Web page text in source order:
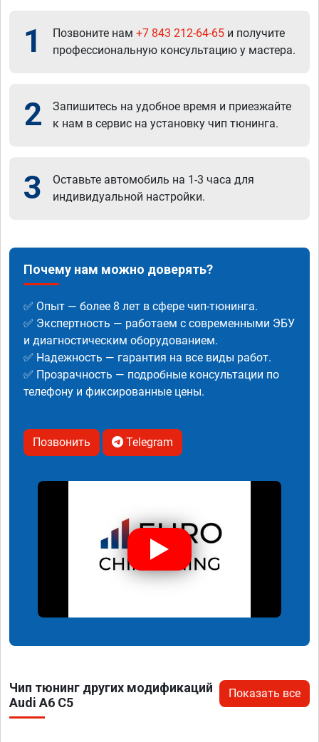
1 Позвоните нам +7 843 212-64-65 и получите
профессиональную консультацию у мастера.
2
Запишитесь на удобное время и приезжайте
к нам в сервис на установку чип тюнинга.
3
Оставьте автомобиль на 1-3 часа для
индивидуальной настройки.
Почему нам можно доверять?
✅ Опыт — более 8 лет в сфере чип-тюнинга.
✅ Экспертность — работаем с современными ЭБУ
и диагностическим оборудованием.
✅ Надежность — гарантия на все виды работ.
✅ Прозрачность — подробные консультации по
телефону и фиксированные цены.
Позвонить Telegram
Чип тюнинг других модификаций
Audi A6 C5
Показать все